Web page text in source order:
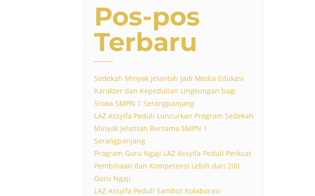
Pos-pos
Terbaru
Sedekah Minyak Jelantah Jadi Media Edukasi
Karakter dan Kepedulian Lingkungan bagi
Siswa SMPN 1 Serangpanjang
LAZ Assyifa Peduli Luncurkan Program Sedekah
Minyak Jelantah Bersama SMPN 1
Serangpanjang
Program Guru Ngaji LAZ Assyifa Peduli Perkuat
Pembinaan dan Kompetensi Lebih dari 200
Guru Ngaji
LAZ Assyifa Peduli Sambut Kolaborasi